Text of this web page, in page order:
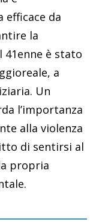
efficace da
la
è stato
a
Un
l’importanza
alla violenza
di sentirsi al
propria